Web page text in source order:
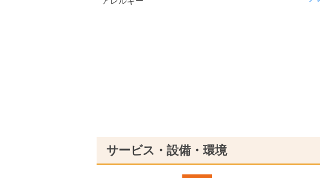
サービス・設備・環境